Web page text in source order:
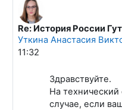
回复Дегтярёва
Re: История России
Уткина Анастасия
11:32
Здравствуйте.
На
случае, если